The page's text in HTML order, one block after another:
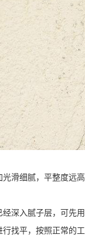
滑细腻，平整度远
深入腻子层，可先
找平，按照正常的工